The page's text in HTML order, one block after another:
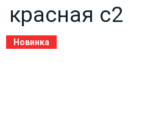
красная с2
Новинка